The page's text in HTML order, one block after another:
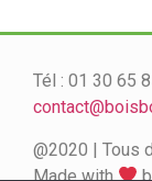
Tél : 01 30 65
@2020 | Tous
Made with